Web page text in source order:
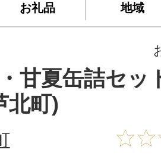
お礼品 地域
甘夏缶詰セッ
北町)